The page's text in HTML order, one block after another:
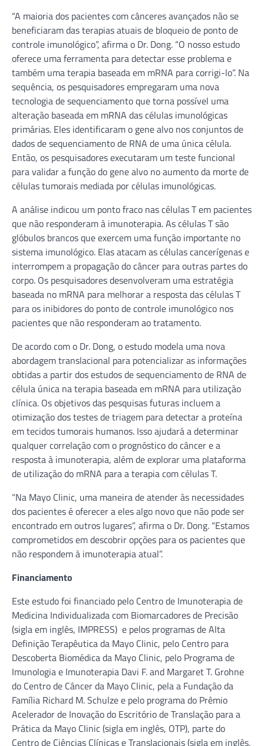
“A maioria dos pacientes com cânceres avançados não se
beneficiaram das terapias atuais de bloqueio de ponto de
controle imunológico”, afirma o Dr. Dong. “O nosso estudo
oferece uma ferramenta para detectar esse problema e
também uma terapia baseada em mRNA para corrigi-lo”. Na
sequência, os pesquisadores empregaram uma nova
tecnologia de sequenciamento que torna possível uma
alteração baseada em mRNA das células imunológicas
primárias. Eles identificaram o gene alvo nos conjuntos de
dados de sequenciamento de RNA de uma única célula.
Então, os pesquisadores executaram um teste funcional
para validar a função do gene alvo no aumento da morte de
células tumorais mediada por células imunológicas.
A análise indicou um ponto fraco nas células T em pacientes
que não responderam à imunoterapia. As células T são
glóbulos brancos que exercem uma função importante no
sistema imunológico. Elas atacam as células cancerígenas e
interrompem a propagação do câncer para outras partes do
corpo. Os pesquisadores desenvolveram uma estratégia
baseada no mRNA para melhorar a resposta das células T
para os inibidores do ponto de controle imunológico nos
pacientes que não responderam ao tratamento.
De acordo com o Dr. Dong, o estudo modela uma nova
abordagem translacional para potencializar as informações
obtidas a partir dos estudos de sequenciamento de RNA de
célula única na terapia baseada em mRNA para utilização
clínica. Os objetivos das pesquisas futuras incluem a
otimização dos testes de triagem para detectar a proteína
em tecidos tumorais humanos. Isso ajudará a determinar
qualquer correlação com o prognóstico do câncer e a
resposta à imunoterapia, além de explorar uma plataforma
de utilização do mRNA para a terapia com células T.
“Na Mayo Clinic, uma maneira de atender às necessidades
dos pacientes é oferecer a eles algo novo que não pode ser
encontrado em outros lugares”, afirma o Dr. Dong. “Estamos
comprometidos em descobrir opções para os pacientes que
não respondem à imunoterapia atual”.
Financiamento
Este estudo foi financiado pelo Centro de Imunoterapia de
Medicina Individualizada com Biomarcadores de Precisão
(sigla em inglês, IMPRESS) e pelos programas de Alta
Definição Terapêutica da Mayo Clinic, pelo Centro para
Descoberta Biomédica da Mayo Clinic, pelo Programa de
Imunologia e Imunoterapia Davi F. and Margaret T. Grohne
do Centro de Câncer da Mayo Clinic, pela a Fundação da
Família Richard M. Schulze e pelo programa do Prêmio
Acelerador de Inovação do Escritório de Translação para a
Prática da Mayo Clinic (sigla em inglês, OTP), parte do
Centro de Ciências Clínicas e Translacionais (sigla em inglês,